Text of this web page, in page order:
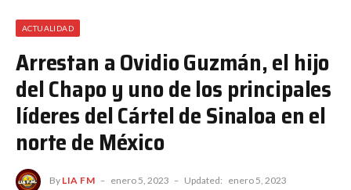
ACTUALIDAD
Arrestan a Ovidio Guzmán, el hijo
del Chapo y uno de los principales
líderes del Cártel de Sinaloa en el
norte de México
By LIA FM enero 5, 2023 Updated: enero 5, 2023